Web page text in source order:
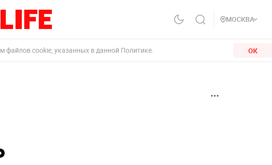
МОСКВА
файлов cookie, указанных в данной Политике. ОК